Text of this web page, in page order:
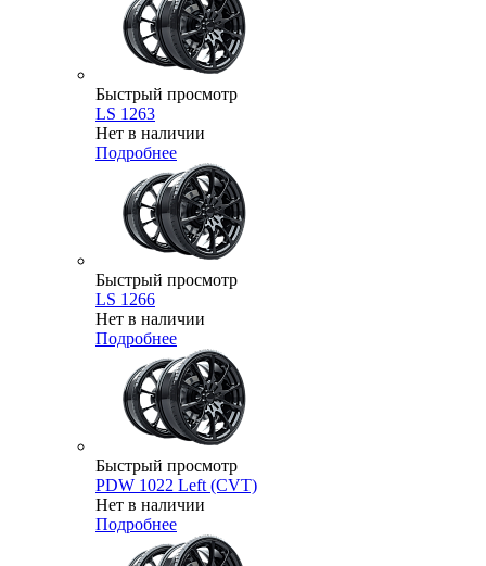
Быстрый просмотр
LS 1263
Нет в наличии
Подробнее
Быстрый просмотр
LS 1266
Нет в наличии
Подробнее
Быстрый просмотр
PDW 1022 Left (CVT)
Нет в наличии
Подробнее